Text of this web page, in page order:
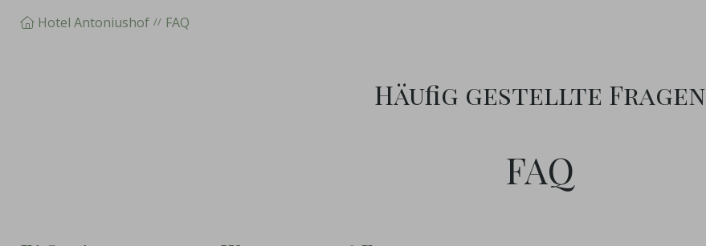
Hotel Antoniushof FAQ
Häufig gestellte Fragen
FAQ